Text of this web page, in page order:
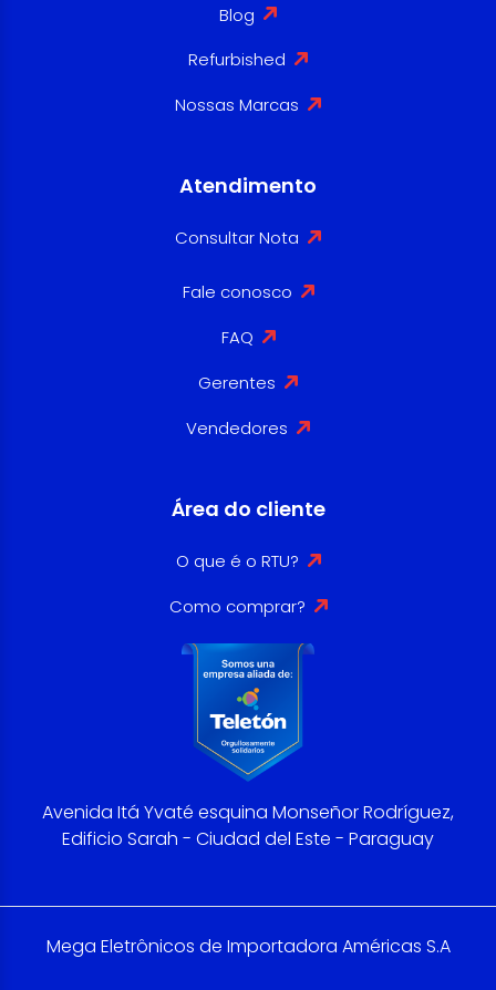
Blog
Refurbished
Nossas Marcas
Atendimento
Consultar Nota
Fale conosco
FAQ
Gerentes
Vendedores
Área do cliente
O que é o RTU?
Como comprar?
Avenida Itá Yvaté esquina Monseñor Rodríguez,
Edificio Sarah - Ciudad del Este - Paraguay
Mega Eletrônicos de Importadora Américas S.A